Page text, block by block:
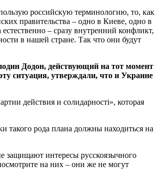
российскую терминологию, то, как
правительства – одно в Киеве, одно в
– сразу внутренний конфликт,
в нашей стране. Так что они будут
Додон, действующий на тот момент
ситуация, утверждали, что и Украине
действия и солидарності», которая
такого рода плана должны находиться на
защищают интересы русскоязычного
на них – они же не могут